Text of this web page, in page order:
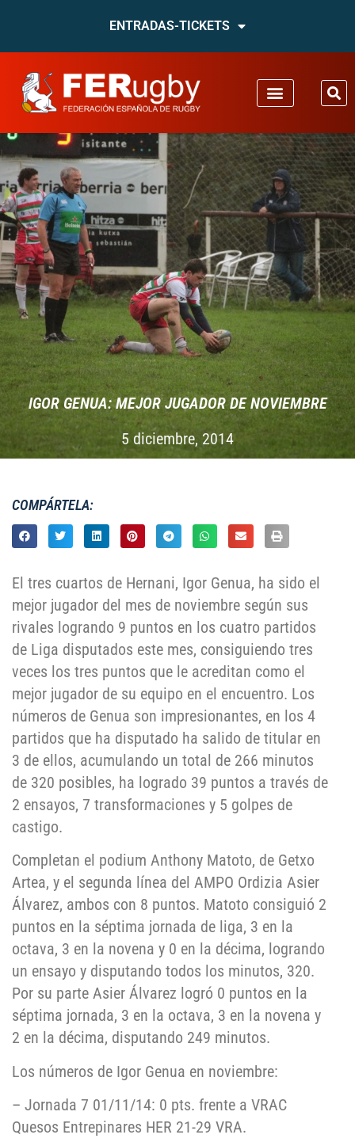
ENTRADAS-TICKETS
IGOR GENUA: MEJOR JUGADOR DE NOVIEMBRE
5 diciembre, 2014
COMPÁRTELA:
El tres cuartos de Hernani, Igor Genua, ha sido el
mejor jugador del mes de noviembre según sus
rivales logrando 9 puntos en los cuatro partidos
de Liga disputados este mes, consiguiendo tres
veces los tres puntos que le acreditan como el
mejor jugador de su equipo en el encuentro. Los
números de Genua son impresionantes, en los 4
partidos que ha disputado ha salido de titular en
3 de ellos, acumulando un total de 266 minutos
de 320 posibles, ha logrado 39 puntos a través de
2 ensayos, 7 transformaciones y 5 golpes de
castigo.
Completan el podium Anthony Matoto, de Getxo
Artea, y el segunda línea del AMPO Ordizia Asier
Álvarez, ambos con 8 puntos. Matoto consiguió 2
puntos en la séptima jornada de liga, 3 en la
octava, 3 en la novena y 0 en la décima, logrando
un ensayo y disputando todos los minutos, 320.
Por su parte Asier Álvarez logró 0 puntos en la
séptima jornada, 3 en la octava, 3 en la novena y
2 en la décima, disputando 249 minutos.
Los números de Igor Genua en noviembre:
– Jornada 7 01/11/14: 0 pts. frente a VRAC
Quesos Entrepinares HER 21-29 VRA.